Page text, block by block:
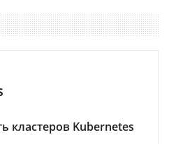
кластеров Kubernetes